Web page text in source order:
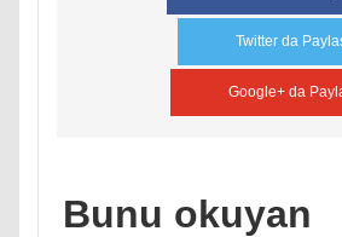
Twitter da
Google+ da
Bunu okuyan